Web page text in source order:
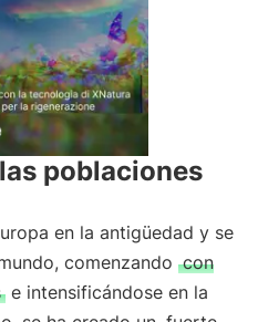
poblaciones
en la antigüedad y se
comenzando con
e intensificándose en la